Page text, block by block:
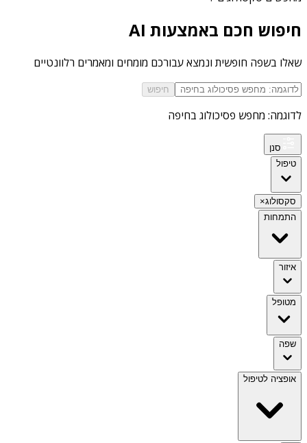
חיפוש חכם באמצעות AI
שאלו בשפה חופשית ונמצא עבורכם מומחים ומאמרים רלוונטיים
חיפוש
לדוגמה: מחפש פסיכולוג בחיפה
סנן
טיפול
סקסולוג×
התמחות
איזור
מטופל
שפה
אופציה לטיפול